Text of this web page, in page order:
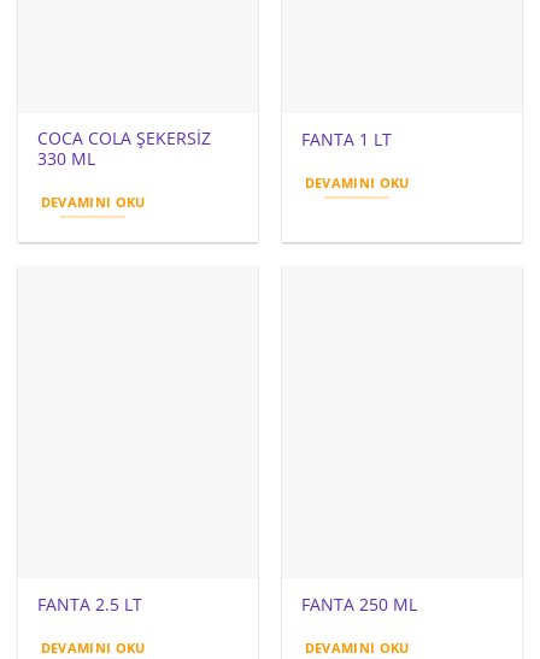
COCA COLA ŞEKERSİZ
330 ML
DEVAMINI OKU
FANTA 1 LT
DEVAMINI OKU
FANTA 2.5 LT
DEVAMINI OKU
FANTA 250 ML
DEVAMINI OKU